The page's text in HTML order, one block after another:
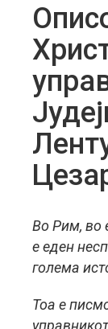
Во Рим, во
е еден
голема
Тоа е